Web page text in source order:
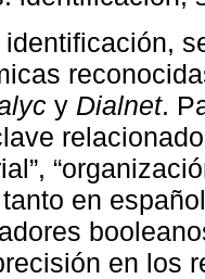
y Dialnet.
en
en los